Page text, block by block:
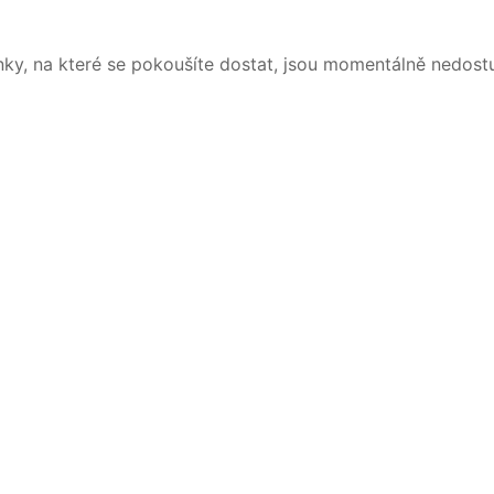
na které se pokoušíte dostat, jsou momentálně